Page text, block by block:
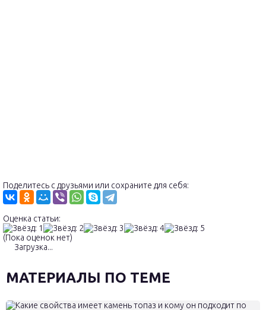
Поделитесь с друзьями или сохраните для себя:
Оценка статьи:
(Пока оценок нет)
Загрузка...
МАТЕРИАЛЫ ПО ТЕМЕ